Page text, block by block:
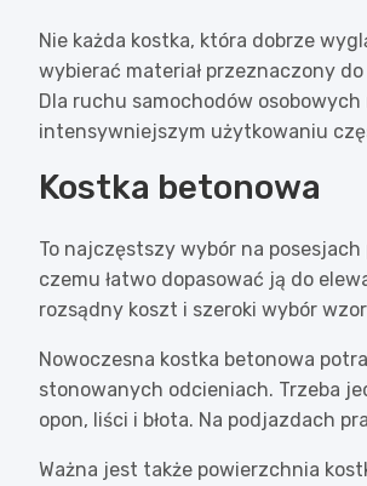
Nie każda kostka, która dobrze
wybierać materiał przeznaczony
Dla ruchu samochodów
intensywniejszym użytkowaniu
Kostka betonowa
To najczęstszy wybór na
czemu łatwo dopasować ją do
rozsądny koszt i szeroki wybór
Nowoczesna kostka betonowa
stonowanych odcieniach. Trzeba
opon, liści i błota. Na podjazdach
Ważna jest także powierzchnia